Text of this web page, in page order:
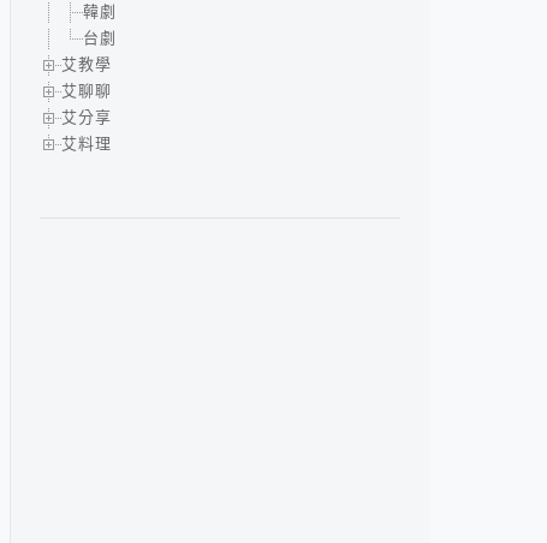
韓劇
台劇
艾教學
艾聊聊
艾分享
艾料理